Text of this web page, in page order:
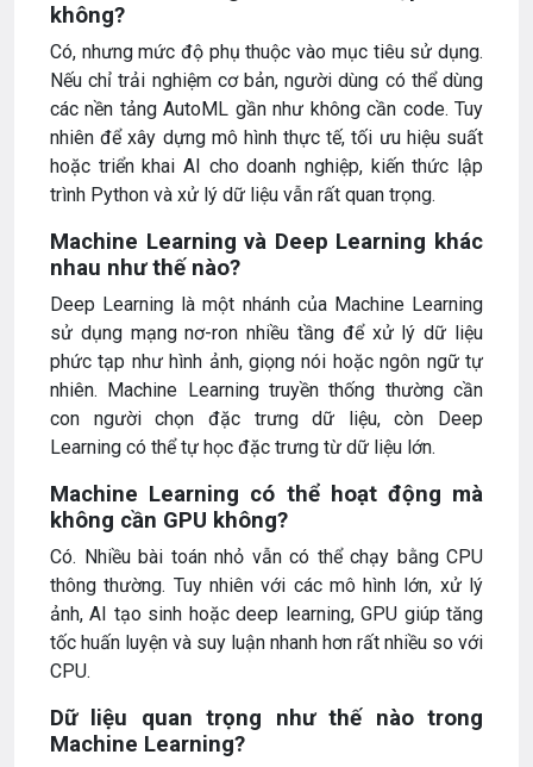
không?
Có, nhưng mức độ phụ thuộc vào mục tiêu sử dụng.
Nếu chỉ trải nghiệm cơ bản, người dùng có thể dùng
các nền tảng AutoML gần như không cần code. Tuy
nhiên để xây dựng mô hình thực tế, tối ưu hiệu suất
hoặc triển khai AI cho doanh nghiệp, kiến thức lập
trình Python và xử lý dữ liệu vẫn rất quan trọng.
Machine Learning và Deep Learning khác
nhau như thế nào?
Deep Learning là một nhánh của Machine Learning
sử dụng mạng nơ-ron nhiều tầng để xử lý dữ liệu
phức tạp như hình ảnh, giọng nói hoặc ngôn ngữ tự
nhiên. Machine Learning truyền thống thường cần
con người chọn đặc trưng dữ liệu, còn Deep
Learning có thể tự học đặc trưng từ dữ liệu lớn.
Machine Learning có thể hoạt động mà
không cần GPU không?
Có. Nhiều bài toán nhỏ vẫn có thể chạy bằng CPU
thông thường. Tuy nhiên với các mô hình lớn, xử lý
ảnh, AI tạo sinh hoặc deep learning, GPU giúp tăng
tốc huấn luyện và suy luận nhanh hơn rất nhiều so với
CPU.
Dữ liệu quan trọng như thế nào trong
Machine Learning?